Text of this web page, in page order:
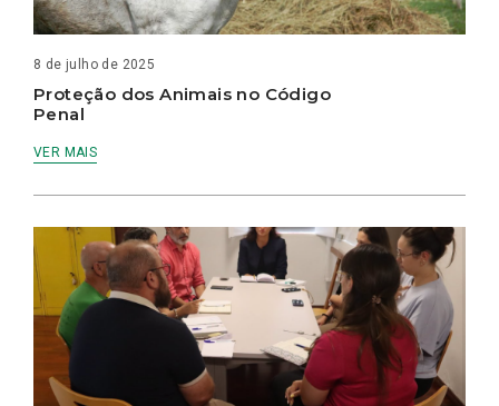
8 de julho de 2025
Proteção dos Animais no Código
Penal
VER MAIS